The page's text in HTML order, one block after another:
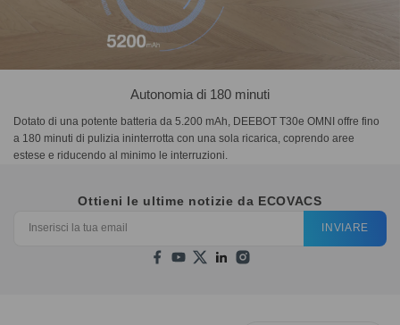
Autonomia di 180 minuti
Dotato di una potente batteria da 5.200 mAh, DEEBOT T30e OMNI offre fino
a 180 minuti di pulizia ininterrotta con una sola ricarica, coprendo aree
estese e riducendo al minimo le interruzioni.
Ottieni le ultime notizie da ECOVACS
INVIARE